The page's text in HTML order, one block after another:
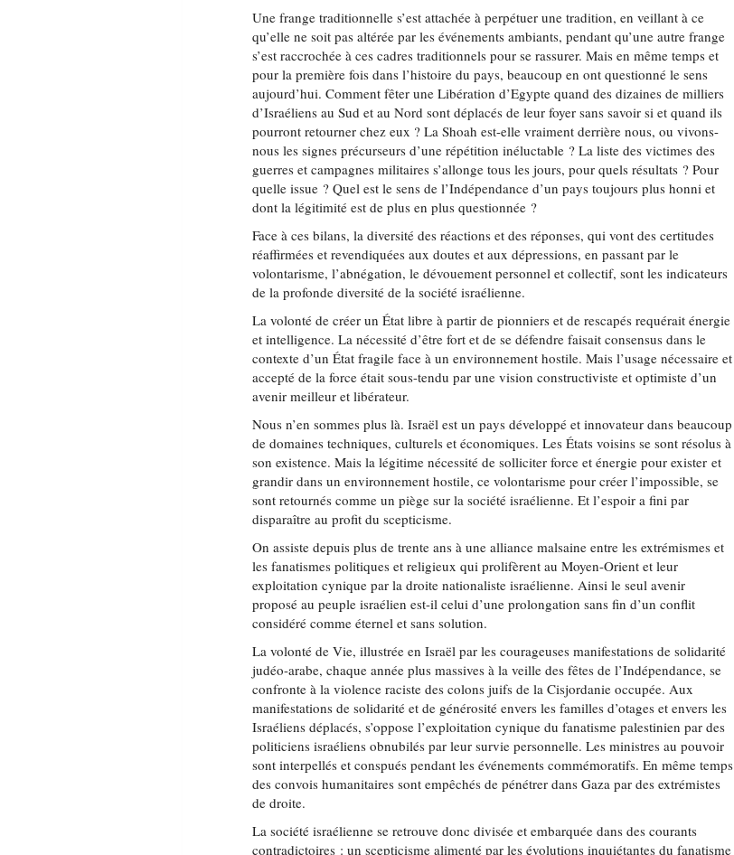
Une frange traditionnelle s’est attachée à perpétuer une tradition, en veillant à ce
qu’elle ne soit pas altérée par les événements ambiants, pendant qu’une autre frange
s’est raccrochée à ces cadres traditionnels pour se rassurer. Mais en même temps et
pour la première fois dans l’histoire du pays, beaucoup en ont questionné le sens
aujourd’hui. Comment fêter une Libération d’Egypte quand des dizaines de milliers
d’Israéliens au Sud et au Nord sont déplacés de leur foyer sans savoir si et quand ils
pourront retourner chez eux ? La Shoah est-elle vraiment derrière nous, ou vivons-
nous les signes précurseurs d’une répétition inéluctable ? La liste des victimes des
guerres et campagnes militaires s’allonge tous les jours, pour quels résultats ? Pour
quelle issue ? Quel est le sens de l’Indépendance d’un pays toujours plus honni et
dont la légitimité est de plus en plus questionnée ?
Face à ces bilans, la diversité des réactions et des réponses, qui vont des certitudes
réaffirmées et revendiquées aux doutes et aux dépressions, en passant par le
volontarisme, l’abnégation, le dévouement personnel et collectif, sont les indicateurs
de la profonde diversité de la société israélienne.
La volonté de créer un État libre à partir de pionniers et de rescapés requérait énergie
et intelligence. La nécessité d’être fort et de se défendre faisait consensus dans le
contexte d’un État fragile face à un environnement hostile. Mais l’usage nécessaire et
accepté de la force était sous-tendu par une vision constructiviste et optimiste d’un
avenir meilleur et libérateur.
Nous n’en sommes plus là. Israël est un pays développé et innovateur dans beaucoup
de domaines techniques, culturels et économiques. Les États voisins se sont résolus à
son existence. Mais la légitime nécessité de solliciter force et énergie pour exister et
grandir dans un environnement hostile, ce volontarisme pour créer l’impossible, se
sont retournés comme un piège sur la société israélienne. Et l’espoir a fini par
disparaître au profit du scepticisme.
On assiste depuis plus de trente ans à une alliance malsaine entre les extrémismes et
les fanatismes politiques et religieux qui prolifèrent au Moyen-Orient et leur
exploitation cynique par la droite nationaliste israélienne. Ainsi le seul avenir
proposé au peuple israélien est-il celui d’une prolongation sans fin d’un conflit
considéré comme éternel et sans solution.
La volonté de Vie, illustrée en Israël par les courageuses manifestations de solidarité
judéo-arabe, chaque année plus massives à la veille des fêtes de l’Indépendance, se
confronte à la violence raciste des colons juifs de la Cisjordanie occupée. Aux
manifestations de solidarité et de générosité envers les familles d’otages et envers les
Israéliens déplacés, s’oppose l’exploitation cynique du fanatisme palestinien par des
politiciens israéliens obnubilés par leur survie personnelle. Les ministres au pouvoir
sont interpellés et conspués pendant les événements commémoratifs. En même temps
des convois humanitaires sont empêchés de pénétrer dans Gaza par des extrémistes
de droite.
La société israélienne se retrouve donc divisée et embarquée dans des courants
contradictoires : un scepticisme alimenté par les évolutions inquiétantes du fanatisme